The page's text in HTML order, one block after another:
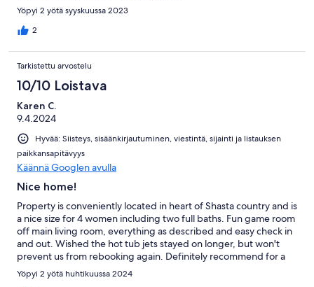
Yöpyi 2 yötä syyskuussa 2023
2
Tarkistettu arvostelu
10/10 Loistava
Karen C.
9.4.2024
Hyvää: Siisteys, sisäänkirjautuminen, viestintä, sijainti ja listauksen
paikkansapitävyys
Käännä Googlen avulla
Nice home!
Property is conveniently located in heart of Shasta country and is
a nice size for 4 women including two full baths. Fun game room
off main living room, everything as described and easy check in
and out. Wished the hot tub jets stayed on longer, but won't
prevent us from rebooking again. Definitely recommend for a
girls weekend getaway while fly fishing during the day!
Yöpyi 2 yötä huhtikuussa 2024